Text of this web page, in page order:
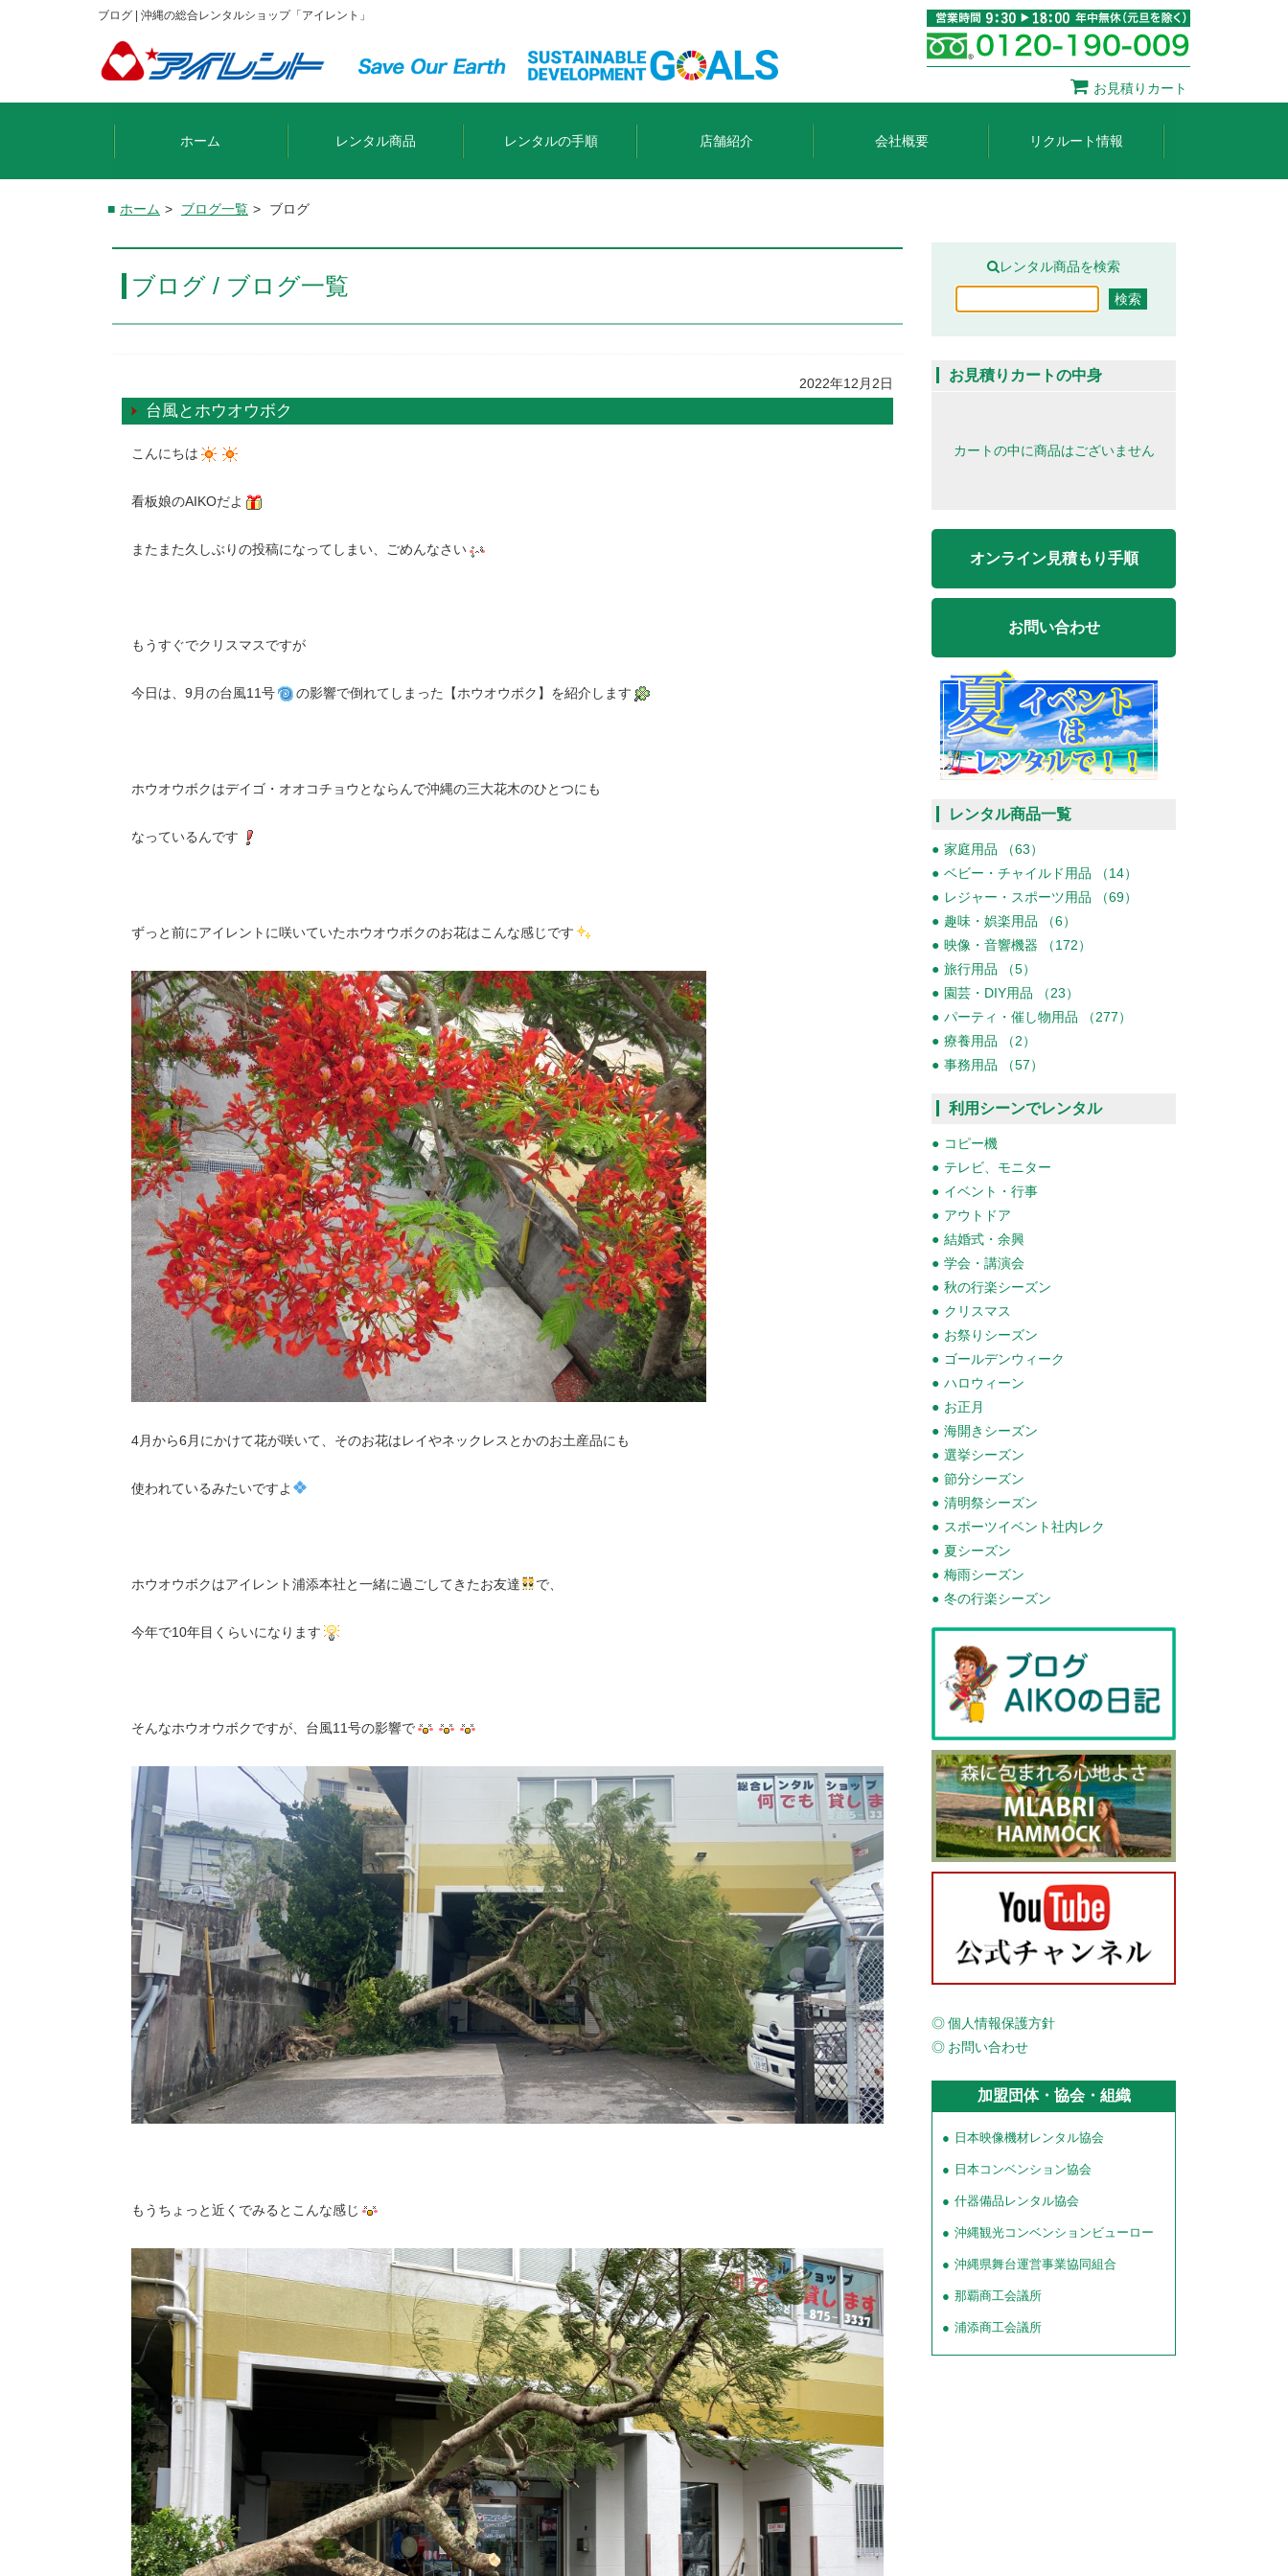
ブログ | 沖縄の総合レンタルショップ「アイレント」
お見積りカート
ホーム レンタル商品 レンタルの手順 店舗紹介 会社概要 リクルート情報
ホーム > ブログ一覧 > ブログ
ブログ / ブログ一覧
2022年12月2日
台風とホウオウボク
こんにちは
看板娘のAIKOだよ
またまた久しぶりの投稿になってしまい、ごめんなさい
もうすぐでクリスマスですが
今日は、9月の台風11号 の影響で倒れてしまった【ホウオウボク】を紹介します
ホウオウボクはデイゴ・オオコチョウとならんで沖縄の三大花木のひとつにも
なっているんです
ずっと前にアイレントに咲いていたホウオウボクのお花はこんな感じです
4月から6月にかけて花が咲いて、そのお花はレイやネックレスとかのお土産品にも
使われているみたいですよ
ホウオウボクはアイレント浦添本社と一緒に過ごしてきたお友達 で、
今年で10年目くらいになります
そんなホウオウボクですが、台風11号の影響で
もうちょっと近くでみるとこんな感じ
レンタル商品を検索
お見積りカートの中身
カートの中に商品はございません
オンライン見積もり手順
お問い合わせ
レンタル商品一覧
家庭用品 （63）
ベビー・チャイルド用品 （14）
レジャー・スポーツ用品 （69）
趣味・娯楽用品 （6）
映像・音響機器 （172）
旅行用品 （5）
園芸・DIY用品 （23）
パーティ・催し物用品 （277）
療養用品 （2）
事務用品 （57）
利用シーンでレンタル
コピー機
テレビ、モニター
イベント・行事
アウトドア
結婚式・余興
学会・講演会
秋の行楽シーズン
クリスマス
お祭りシーズン
ゴールデンウィーク
ハロウィーン
お正月
海開きシーズン
選挙シーズン
節分シーズン
清明祭シーズン
スポーツイベント社内レク
夏シーズン
梅雨シーズン
冬の行楽シーズン
個人情報保護方針
お問い合わせ
加盟団体・協会・組織
日本映像機材レンタル協会
日本コンベンション協会
什器備品レンタル協会
沖縄観光コンベンションビューロー
沖縄県舞台運営事業協同組合
那覇商工会議所
浦添商工会議所